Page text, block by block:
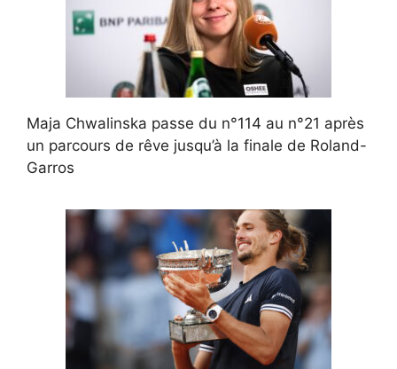
Maja Chwalinska passe du n°114 au n°21 après
un parcours de rêve jusqu’à la finale de Roland-
Garros